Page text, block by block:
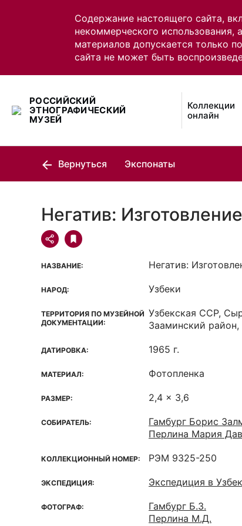
Содержание настоящего сайта,
некоммерческого использования,
материалов допускается только
сайта не может быть
РОССИЙСКИЙ
ЭТНОГРАФИЧЕСКИЙ
МУЗЕЙ
Коллекции
онлайн
Вернуться Экспонаты
Негатив:
НАЗВАНИЕ: Негатив:
НАРОД: Узбеки
ТЕРРИТОРИЯ ПО МУЗЕЙНОЙ
ДОКУМЕНТАЦИИ:
Узбекская ССР,
Зааминский
ДАТИРОВКА: 1965 г.
МАТЕРИАЛ: Фотопленка
РАЗМЕР: 2,4 x 3,6
СОБИРАТЕЛЬ:
Гамбург Борис
Перлина Мария
КОЛЛЕКЦИОННЫЙ НОМЕР: РЭМ 9325-250
ЭКСПЕДИЦИЯ: Экспедиция в
ФОТОГРАФ:
Гамбург Б.З.
Перлина М.Д.